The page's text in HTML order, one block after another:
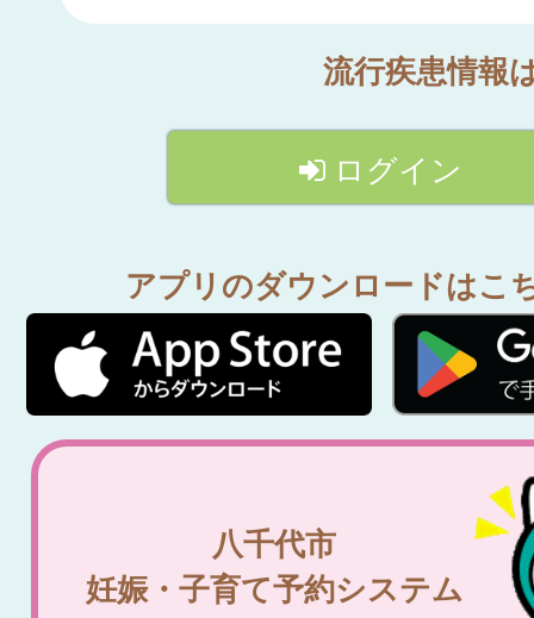
流行疾患情報
ログイン
アプリのダウンロードはこ
八千代市
妊娠・子育て予約システム